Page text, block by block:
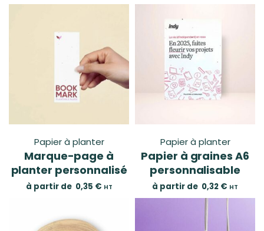
Papier à planter
Marque-page à
planter personnalisé
à partir de 0,35 € HT
Papier à planter
Papier à graines A6
personnalisable
à partir de 0,32 € HT